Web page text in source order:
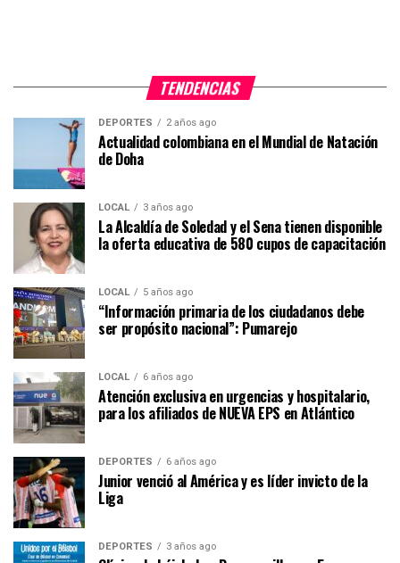
TENDENCIAS
DEPORTES 2 años ago
Actualidad colombiana en el Mundial de Natación
de Doha
LOCAL 3 años ago
La Alcaldía de Soledad y el Sena tienen disponible
la oferta educativa de 580 cupos de capacitación
LOCAL 5 años ago
“Información primaria de los ciudadanos debe
ser propósito nacional”: Pumarejo
LOCAL 6 años ago
Atención exclusiva en urgencias y hospitalario,
para los afiliados de NUEVA EPS en Atlántico
DEPORTES 6 años ago
Junior venció al América y es líder invicto de la
Liga
DEPORTES 3 años ago